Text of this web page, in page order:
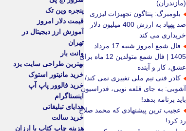
(مازندران)
بلومبرگ: پنتاگون تجهیزات لیزری
ضد پهپاد به ارزش 400 میلیون دلار
خریداری می کند
فال شمع امروز شنبه 17 مرداد
1405 | فال شمع متولدین 12 ماه برای
عشق، کار و آینده
کادر فنی تیم ملی تغییری نمی کند/
آشوبی: به جای قلعه نویی، فدراسیون
باید برنامه بدهد!
عجیب ترین پیشنهادی که محمد صلاح
رد کرد!
پنجره وین تک
قیمت دلار امروز
آموزش ارز دیجیتال در
تهران
وانت بار
بهترین طراحی سایت یزد
خرید مانیتور استوک
خرید فالوور پاپ آپ
اینستاگرام
هدایای تبلیغاتی
خرید سالت
هزینه چاپ کتاب با ارزان